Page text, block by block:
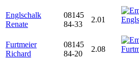
Englschalk
Renate
08145
84-33
2.01
Furtmeier
Richard
08145
84-20
2.08